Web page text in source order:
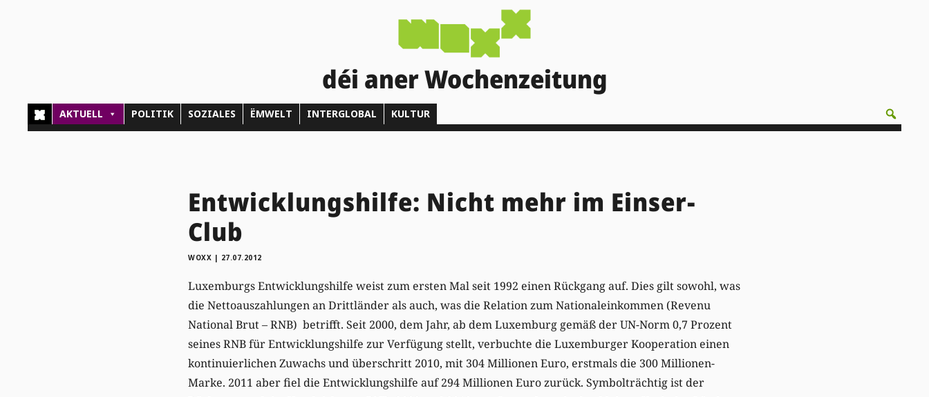
déi aner Wochenzeitung
AKTUELL POLITIK SOZIALES ËMWELT INTERGLOBAL KULTUR
Entwicklungshilfe: Nicht mehr im Einser-
Club
WOXX | 27.07.2012
Luxemburgs Entwicklungshilfe weist zum ersten Mal seit 1992 einen Rückgang auf. Dies gilt sowohl, was
die Nettoauszahlungen an Drittländer als auch, was die Relation zum Nationaleinkommen (Revenu
National Brut – RNB) betrifft. Seit 2000, dem Jahr, ab dem Luxemburg gemäß der UN-Norm 0,7 Prozent
seines RNB für Entwicklungshilfe zur Verfügung stellt, verbuchte die Luxemburger Kooperation einen
kontinuierlichen Zuwachs und überschritt 2010, mit 304 Millionen Euro, erstmals die 300 Millionen-
Marke. 2011 aber fiel die Entwicklungshilfe auf 294 Millionen Euro zurück. Symbolträchtig ist der